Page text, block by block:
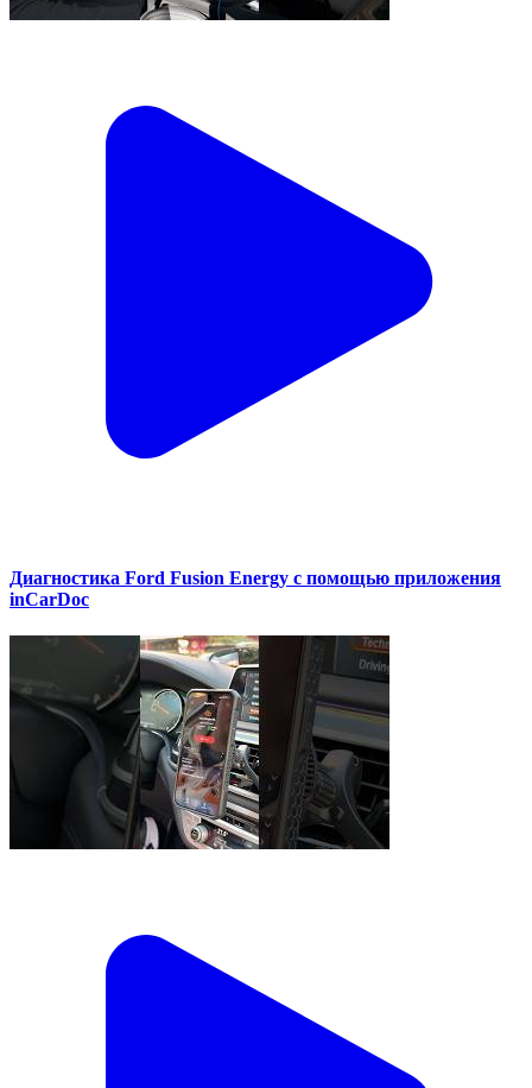
Диагностика Ford Fusion Energy с помощью приложения
inCarDoc